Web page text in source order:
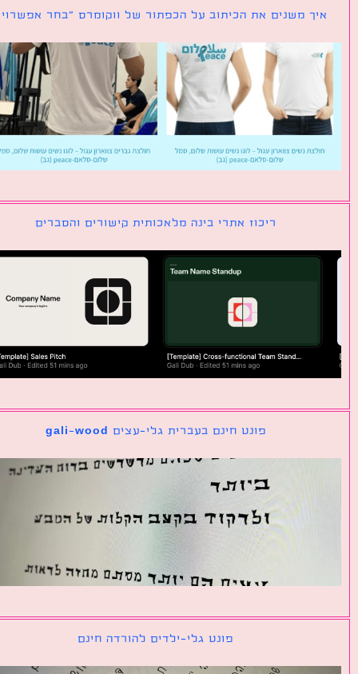
משנים את הכיתוב על הכפתור של ווקומרס ״בחר אפשרויות״
ריכוז אתרי בינה מלאכותית קישורים והסברים
פונט חינם בעברית גלי-עצים gali-wood
פונט גלי-ילדים להורדה חינם